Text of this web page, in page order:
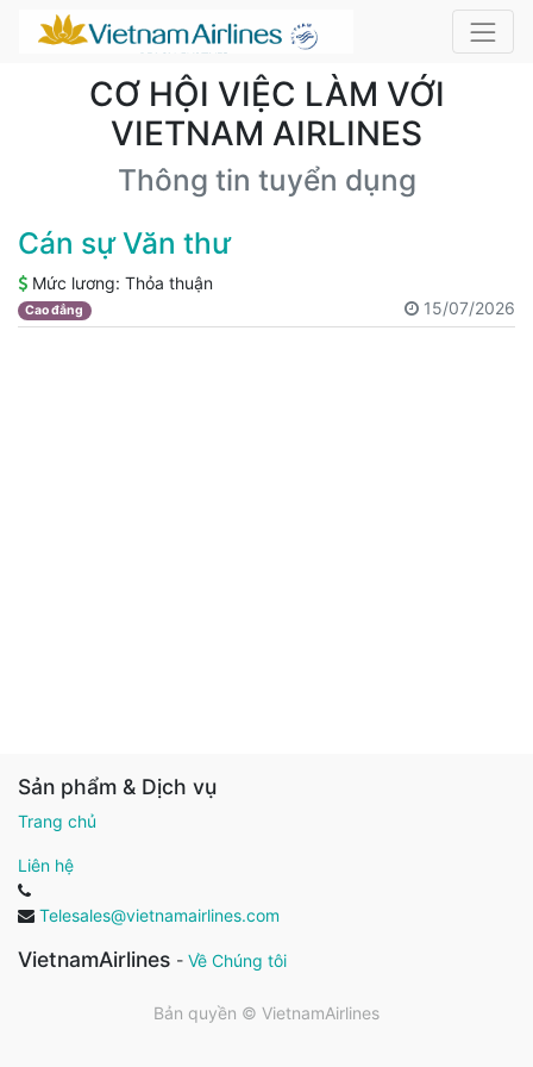
CƠ HỘI VIỆC LÀM VỚI
VIETNAM AIRLINES
Thông tin tuyển dụng
Cán sự Văn thư
Mức lương: Thỏa thuận
Cao đẳng 15/07/2026
Sản phẩm & Dịch vụ
Trang chủ
Liên hệ
Telesales@vietnamairlines.com
VietnamAirlines - Về Chúng tôi
Bản quyền © VietnamAirlines